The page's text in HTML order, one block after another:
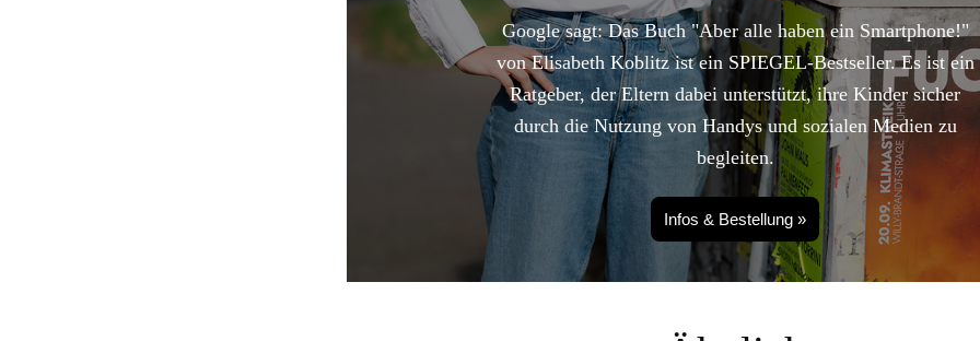
Google sagt: Das Buch "Aber alle haben ein Smartphone!"
von Elisabeth Koblitz ist ein SPIEGEL-Bestseller. Es ist ein
Ratgeber, der Eltern dabei unterstützt, ihre Kinder sicher
durch die Nutzung von Handys und sozialen Medien zu
begleiten.
Infos & Bestellung »